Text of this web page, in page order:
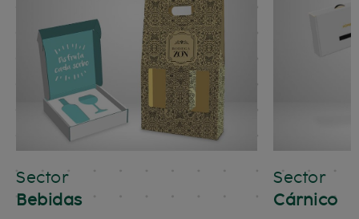
Sector
Bebidas
Sector
Cárnico